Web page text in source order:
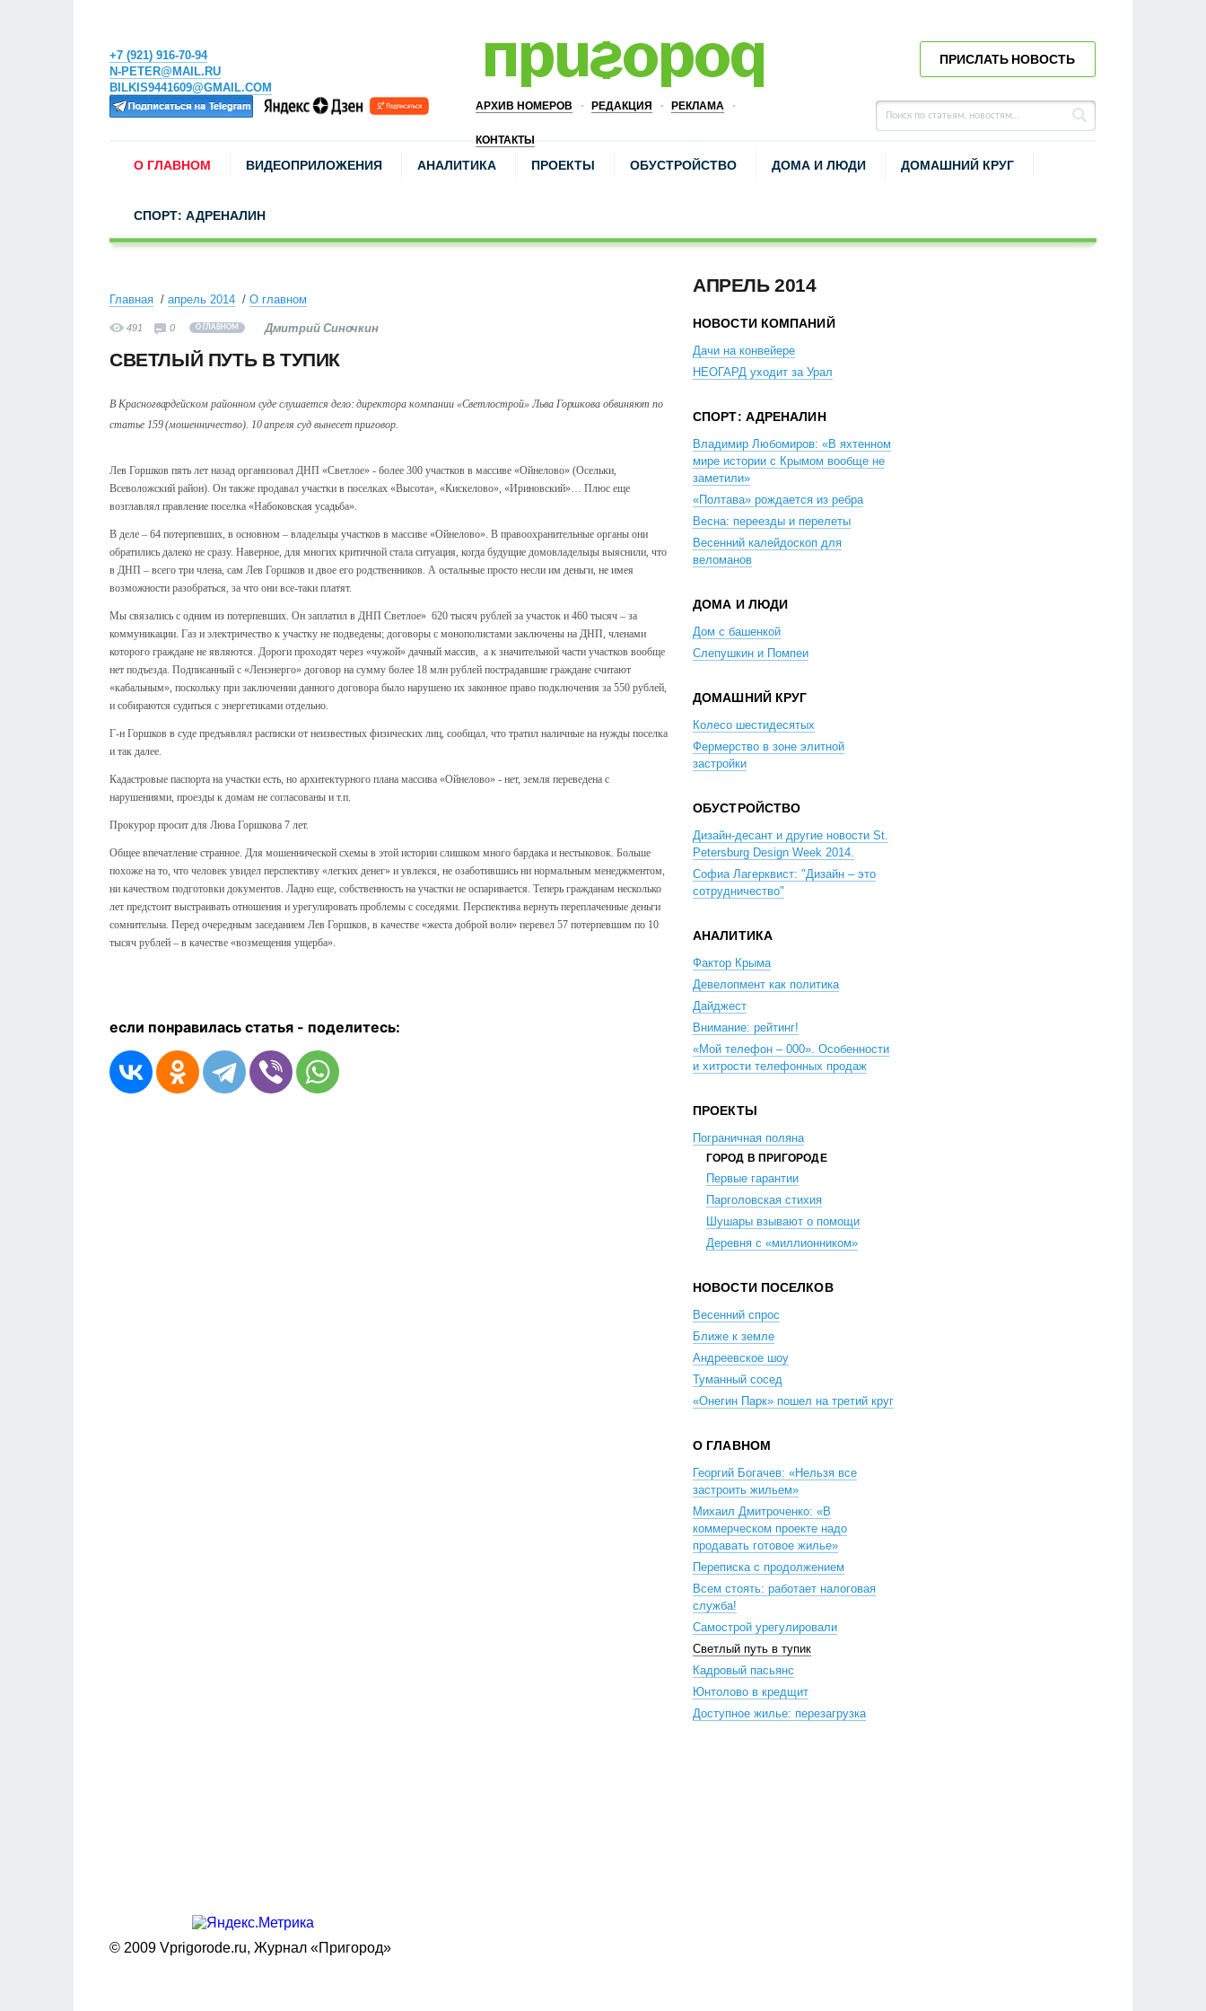
+7 (921) 916-70-94
N-PETER@MAIL.RU
BILKIS9441609@GMAIL.COM
АРХИВ НОМЕРОВ РЕДАКЦИЯ РЕКЛАМА
КОНТАКТЫ
ПРИСЛАТЬ НОВОСТЬ
О ГЛАВНОМ ВИДЕОПРИЛОЖЕНИЯ АНАЛИТИКА ПРОЕКТЫ ОБУСТРОЙСТВО ДОМА И ЛЮДИ ДОМАШНИЙ КРУГ
СПОРТ: АДРЕНАЛИН
Главная апрель 2014 О главном
491 0 О ГЛАВНОМ Дмитрий Синочкин
СВЕТЛЫЙ ПУТЬ В ТУПИК
В Красногвардейском районном суде слушается дело: директора компании «Светлострой» Льва Горшкова обвиняют по
статье 159 (мошенничество). 10 апреля суд вынесет приговор.
Лев Горшков пять лет назад организовал ДНП «Светлое» - более 300 участков в массиве «Ойнелово» (Осельки,
Всеволожский район). Он также продавал участки в поселках «Высота», «Кискелово», «Ириновский»… Плюс еще
возглавлял правление поселка «Набоковская усадьба».
В деле – 64 потерпевших, в основном – владельцы участков в массиве «Ойнелово». В правоохранительные органы они
обратились далеко не сразу. Наверное, для многих критичной стала ситуация, когда будущие домовладельцы выяснили, что
в ДНП – всего три члена, сам Лев Горшков и двое его родственников. А остальные просто несли им деньги, не имея
возможности разобраться, за что они все-таки платят.
Мы связались с одним из потерпевших. Он заплатил в ДНП Светлое» 620 тысяч рублей за участок и 460 тысяч – за
коммуникации. Газ и электричество к участку не подведены; договоры с монополистами заключены на ДНП, членами
которого граждане не являются. Дороги проходят через «чужой» дачный массив, а к значительной части участков вообще
нет подъезда. Подписанный с «Ленэнерго» договор на сумму более 18 млн рублей пострадавшие граждане считают
«кабальным», поскольку при заключении данного договора было нарушено их законное право подключения за 550 рублей,
и собираются судиться с энергетиками отдельно.
Г-н Горшков в суде предъявлял расписки от неизвестных физических лиц, сообщал, что тратил наличные на нужды поселка
и так далее.
Кадастровые паспорта на участки есть, но архитектурного плана массива «Ойнелово» - нет, земля переведена с
нарушениями, проезды к домам не согласованы и т.п.
Прокурор просит для Люва Горшкова 7 лет.
Общее впечатление странное. Для мошеннической схемы в этой истории слишком много бардака и нестыковок. Больше
похоже на то, что человек увидел перспективу «легких денег» и увлекся, не озаботившись ни нормальным менеджментом,
ни качеством подготовки документов. Ладно еще, собственность на участки не оспаривается. Теперь гражданам несколько
лет предстоит выстраивать отношения и урегулировать проблемы с соседями. Перспектива вернуть переплаченные деньги
сомнительна. Перед очередным заседанием Лев Горшков, в качестве «жеста доброй воли» перевел 57 потерпевшим по 10
тысяч рублей – в качестве «возмещения ущерба».
если понравилась статья - поделитесь:
АПРЕЛЬ 2014
НОВОСТИ КОМПАНИЙ
Дачи на конвейере
НЕОГАРД уходит за Урал
СПОРТ: АДРЕНАЛИН
Владимир Любомиров: «В яхтенном
мире истории с Крымом вообще не
заметили»
«Полтава» рождается из ребра
Весна: переезды и перелеты
Весенний калейдоскоп для
веломанов
ДОМА И ЛЮДИ
Дом с башенкой
Слепушкин и Помпеи
ДОМАШНИЙ КРУГ
Колесо шестидесятых
Фермерство в зоне элитной
застройки
ОБУСТРОЙСТВО
Дизайн-десант и другие новости St.
Petersburg Design Week 2014.
Софиа Лагерквист: "Дизайн – это
сотрудничество"
АНАЛИТИКА
Фактор Крыма
Девелопмент как политика
Дайджест
Внимание: рейтинг!
«Мой телефон – 000». Особенности
и хитрости телефонных продаж
ПРОЕКТЫ
Пограничная поляна
ГОРОД В ПРИГОРОДЕ
Первые гарантии
Парголовская стихия
Шушары взывают о помощи
Деревня с «миллионником»
НОВОСТИ ПОСЕЛКОВ
Весенний спрос
Ближе к земле
Андреевское шоу
Туманный сосед
«Онегин Парк» пошел на третий круг
О ГЛАВНОМ
Георгий Богачев: «Нельзя все
застроить жильем»
Михаил Дмитроченко: «В
коммерческом проекте надо
продавать готовое жилье»
Переписка с продолжением
Всем стоять: работает налоговая
служба!
Самострой урегулировали
Светлый путь в тупик
Кадровый пасьянс
Юнтолово в кредщит
Доступное жилье: перезагрузка
© 2009 Vprigorode.ru, Журнал «Пригород»